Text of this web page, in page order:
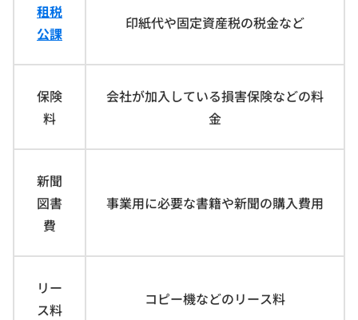
租税
公課
印紙代や固定資産税の税金など
保険
料
会社が加入している損害保険などの料
金
新聞
図書
費
事業用に必要な書籍や新聞の購入費用
リー
ス料
コピー機などのリース料